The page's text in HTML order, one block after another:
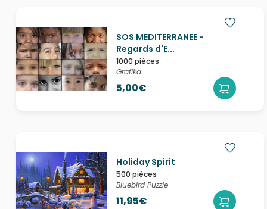
SOS MEDITERRANEE -
Regards d'E...
1000 pièces
Grafika
5,00€
Holiday Spirit
500 pièces
Bluebird Puzzle
11,95€